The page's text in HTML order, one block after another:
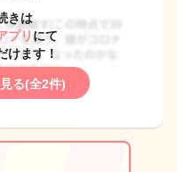
きは
プリ にて
けます！
る(全2件)